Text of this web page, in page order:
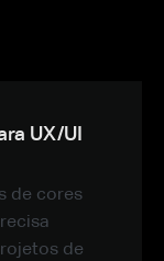
UX/UI
de cores
de